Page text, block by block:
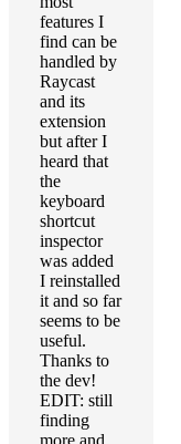
features I
find can be
handled by
Raycast
and its
extension
but after I
heard that
the
keyboard
shortcut
inspector
was added
I reinstalled
it and so far
seems to be
useful.
Thanks to
the dev!
EDIT: still
finding
more and